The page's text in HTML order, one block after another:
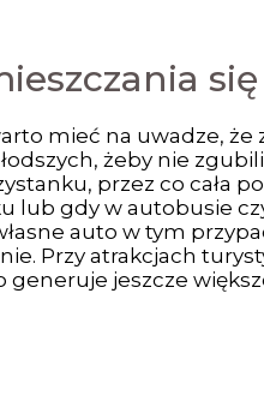
mieć na uwadze,
żeby nie
przez co cała
lub gdy w autobusie
auto w tym
Przy atrakcjach
jeszcze